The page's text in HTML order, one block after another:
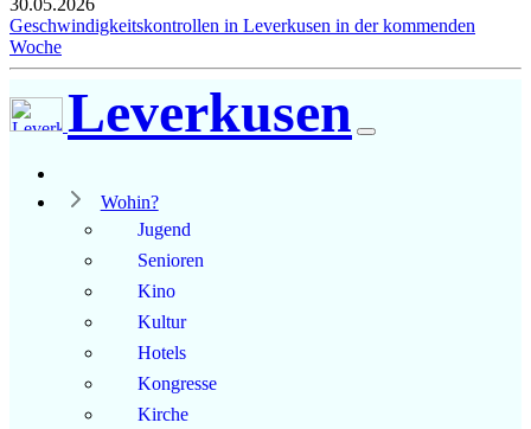
Geschwindigkeitskontrollen in Leverkusen in der kommenden
Woche
Leverkusen
Wohin?
Jugend
Senioren
Kino
Kultur
Hotels
Kongresse
Kirche